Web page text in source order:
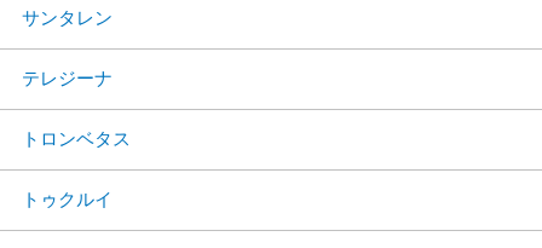
サンタレン
テレジーナ
トロンベタス
トゥクルイ